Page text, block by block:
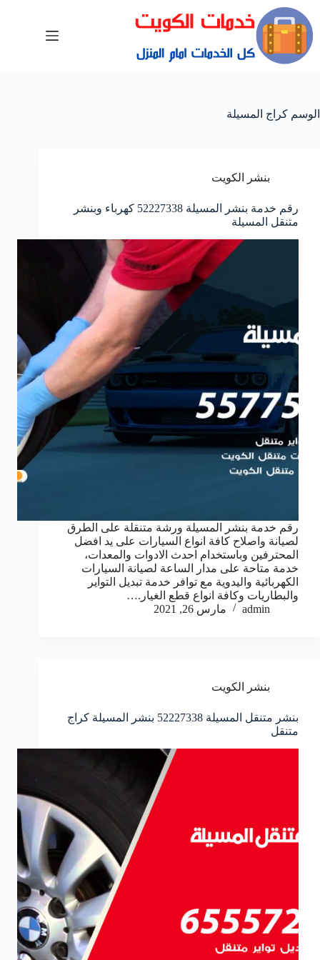
الوسم كراج المسيلة
بنشر الكويت
رقم خدمة بنشر المسيلة 52227338 كهرباء وبنشر
متنقل المسيلة
رقم خدمة بنشر المسيلة ورشة متنقلة على الطرق
لصيانة واصلاح كافة انواع السيارات على يد افضل
المحترفين وباستخدام احدث الادوات والمعدات،
خدمة متاحة على مدار الساعة لصيانة السيارات
الكهربائية واليدوية مع توافر خدمة تبديل التواير
والبطاريات وكافة انواع قطع الغيار.…
admin
مارس 26, 2021
بنشر الكويت
بنشر متنقل المسيلة 52227338 بنشر المسيلة كراج
متنقل